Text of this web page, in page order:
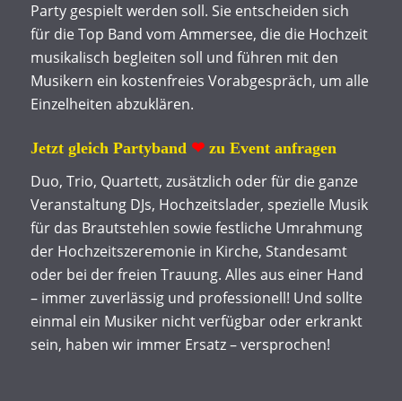
Party gespielt werden soll. Sie entscheiden sich
für die Top Band vom Ammersee, die die Hochzeit
musikalisch begleiten soll und führen mit den
Musikern ein kostenfreies Vorabgespräch, um alle
Einzelheiten abzuklären.
Jetzt gleich Partyband ❤ zu Event anfragen
Duo, Trio, Quartett, zusätzlich oder für die ganze
Veranstaltung DJs, Hochzeitslader, spezielle Musik
für das Brautstehlen sowie festliche Umrahmung
der Hochzeitszeremonie in Kirche, Standesamt
oder bei der freien Trauung. Alles aus einer Hand
– immer zuverlässig und professionell! Und sollte
einmal ein Musiker nicht verfügbar oder erkrankt
sein, haben wir immer Ersatz – versprochen!